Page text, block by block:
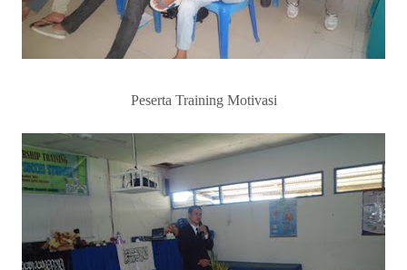
Peserta Training Motivasi